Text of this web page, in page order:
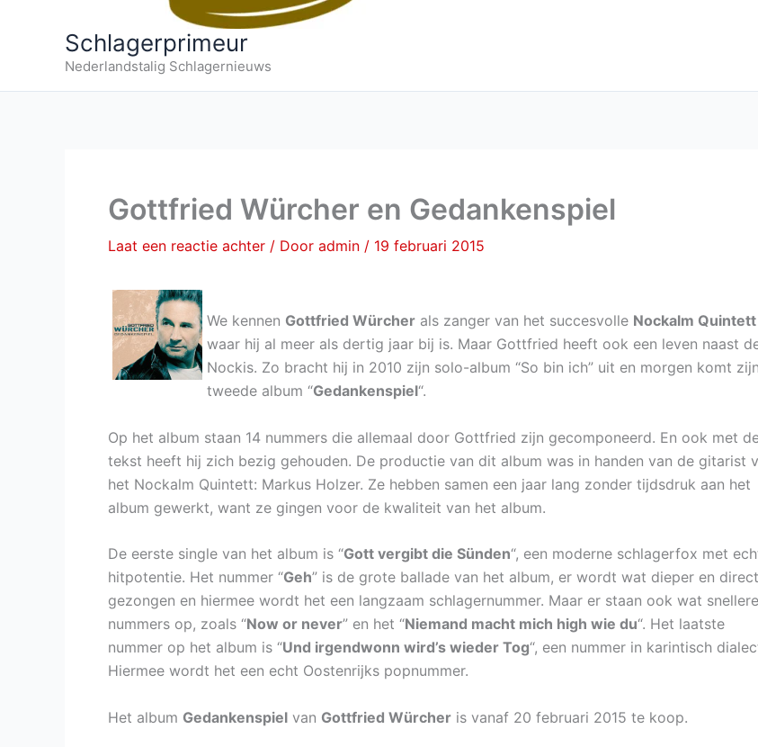
Schlagerprimeur
Nederlandstalig Schlagernieuws
Gottfried Würcher en Gedankenspiel
Laat een reactie achter / Door admin / 19 februari 2015
We kennen Gottfried Würcher als zanger van het succesvolle Nockalm Quintett
waar hij al meer als dertig jaar bij is. Maar Gottfried heeft ook een leven naast
Nockis. Zo bracht hij in 2010 zijn solo-album “So bin ich” uit en morgen komt zijn
tweede album “Gedankenspiel“.
Op het album staan 14 nummers die allemaal door Gottfried zijn gecomponeerd. En ook met
tekst heeft hij zich bezig gehouden. De productie van dit album was in handen van de gitarist
het Nockalm Quintett: Markus Holzer. Ze hebben samen een jaar lang zonder tijdsdruk aan het
album gewerkt, want ze gingen voor de kwaliteit van het album.
De eerste single van het album is “Gott vergibt die Sünden“, een moderne schlagerfox met
hitpotentie. Het nummer “Geh” is de grote ballade van het album, er wordt wat dieper en
gezongen en hiermee wordt het een langzaam schlagernummer. Maar er staan ook wat snellere
nummers op, zoals “Now or never” en het “Niemand macht mich high wie du“. Het laatste
nummer op het album is “Und irgendwonn wird’s wieder Tog“, een nummer in karintisch
Hiermee wordt het een echt Oostenrijks popnummer.
Het album Gedankenspiel van Gottfried Würcher is vanaf 20 februari 2015 te koop.